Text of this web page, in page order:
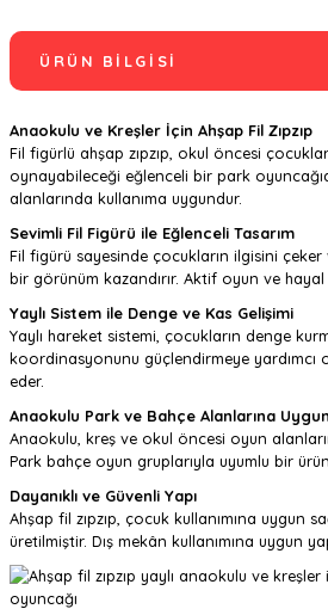
ÜRÜN BILGISI
Anaokulu ve Kreşler İçin Ahşap Fil Zıpzıp
Fil figürlü ahşap zıpzıp, okul öncesi
oynayabileceği eğlenceli bir park
alanlarında kullanıma uygundur.
Sevimli Fil Figürü ile Eğlenceli Tasarım
Fil figürü sayesinde çocukların ilgisini
bir görünüm kazandırır. Aktif oyun ve hayal
Yaylı Sistem ile Denge ve Kas Gelişimi
Yaylı hareket sistemi, çocukların denge
koordinasyonunu güçlendirmeye yardımcı
eder.
Anaokulu Park ve Bahçe Alanlarına Uygun
Anaokulu, kreş ve okul öncesi oyun
Park bahçe oyun gruplarıyla uyumlu bir
Dayanıklı ve Güvenli Yapı
Ahşap fil zıpzıp, çocuk kullanımına uygun
üretilmiştir. Dış mekân kullanımına uygun